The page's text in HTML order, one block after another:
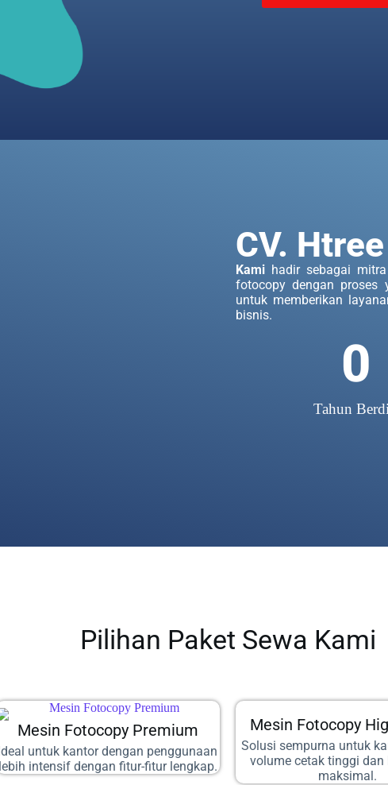
CV.
Kami hadir sebagai
fotocopy dengan proses
untuk memberikan
bisnis.
Tahun
0
Pilihan Paket Sewa Kami
Mesin Fotocopy Premium
Ideal untuk kantor dengan penggunaan
lebih intensif dengan fitur-fitur lengkap.
Mesin Fotocopy
Solusi sempurna untuk
volume cetak tinggi dan
maksimal.